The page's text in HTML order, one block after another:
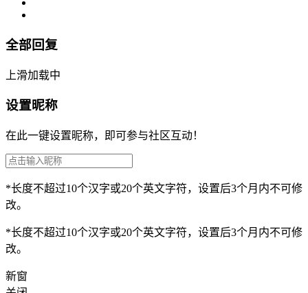
全部回复
上滑加载中
设置昵称
在此一键设置昵称，即可参与社区互动！
*长度不超过10个汉字或20个英文字符，设置后3个月内不可修
改。
*长度不超过10个汉字或20个英文字符，设置后3个月内不可修
改。
新窗